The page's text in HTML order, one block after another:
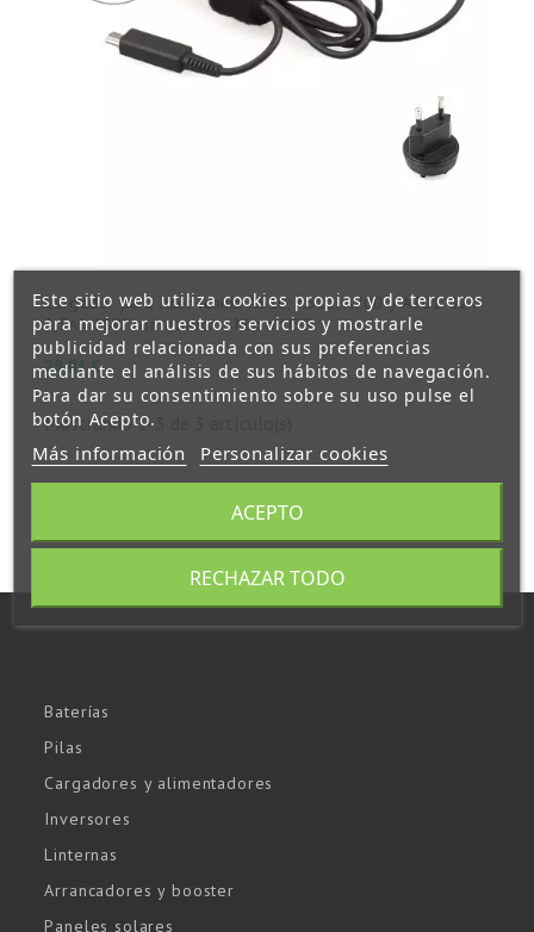
Precio
29,81 €
Cargador para Acer Iconia A510, A511, A700 y A701. 12V
1,5Ah 18W con conector Micro USB
Mostrando 1-3 de 3 artículo(s)
Baterías
Pilas
Cargadores y alimentadores
Inversores
Linternas
Arrancadores y booster
Paneles solares
Este sitio web utiliza cookies propias y de terceros
para mejorar nuestros servicios y mostrarle
publicidad relacionada con sus preferencias
mediante el análisis de sus hábitos de navegación.
Para dar su consentimiento sobre su uso pulse el
botón Acepto.
Más información Personalizar cookies
RECHAZAR TODO
ACEPTO